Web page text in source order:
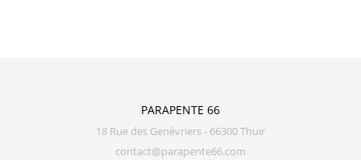
PARAPENTE 66
18 Rue des Genévriers - 66300 Thuir
contact@parapente66.com